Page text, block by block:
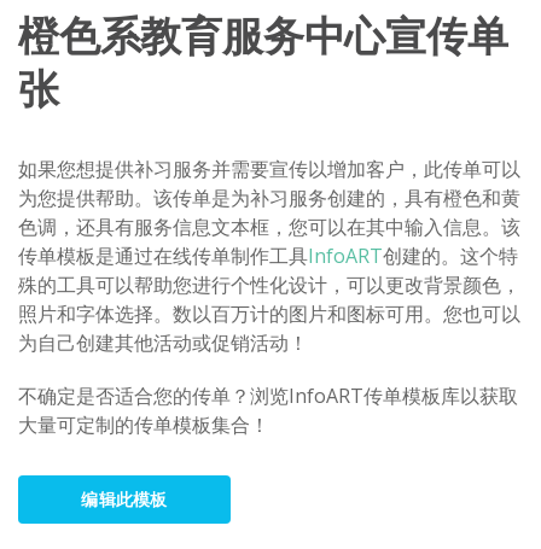
橙色系教育服务中心宣传单
张
如果您想提供补习服务并需要宣传以增加客户，此传单可以
为您提供帮助。该传单是为补习服务创建的，具有橙色和黄
色调，还具有服务信息文本框，您可以在其中输入信息。该
传单模板是通过在线传单制作工具InfoART创建的。这个特
殊的工具可以帮助您进行个性化设计，可以更改背景颜色，
照片和字体选择。数以百万计的图片和图标可用。您也可以
为自己创建其他活动或促销活动！
不确定是否适合您的传单？浏览InfoART传单模板库以获取
大量可定制的传单模板集合！
编辑此模板